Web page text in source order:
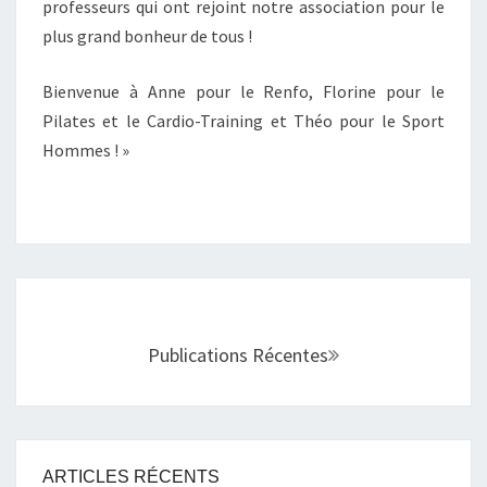
professeurs qui ont rejoint notre association pour le
plus grand bonheur de tous !
Bienvenue à Anne pour le Renfo, Florine pour le
Pilates et le Cardio-Training et Théo pour le Sport
Hommes ! »
articles
Publications Récentes
ARTICLES RÉCENTS